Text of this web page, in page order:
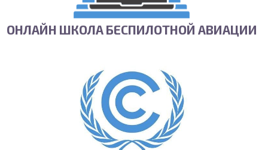
ОНЛАЙН ШКОЛА БЕСПИЛОТНОЙ АВИАЦИИ